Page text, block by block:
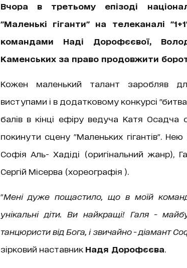
Вчора в третьому епізоді
"Маленькі гіганти" на телеканалі
командами Наді Дорофєєвої,
Каменських за право продовжити
Кожен маленький талант заробляв
виступами і в додатковому конкурсі
балів в кінці ефіру ведуча Катя
покинути сцену "Маленьких гігантів".
Софія Аль- Хадіді (оригінальний жанр),
Сергій Місерва (хореографія ).
"Мені дуже пощастило, що в моїй
унікальні діти. Ви найкращі! Галя -
танцюристи від Бога, і звичайно - діамант
зірковий наставник Надя Дорофєєва